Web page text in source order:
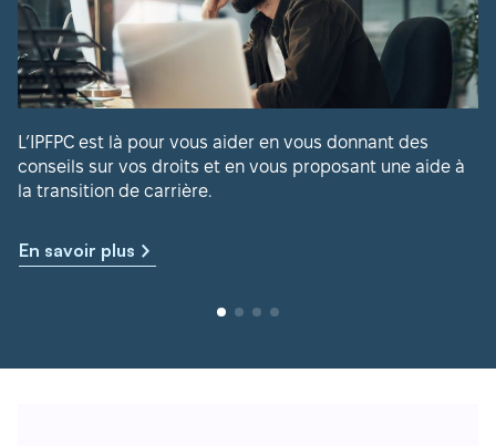
L’IPFPC est là pour vous aider en vous donnant des
conseils sur vos droits et en vous proposant une aide à
la transition de carrière.
En savoir plus